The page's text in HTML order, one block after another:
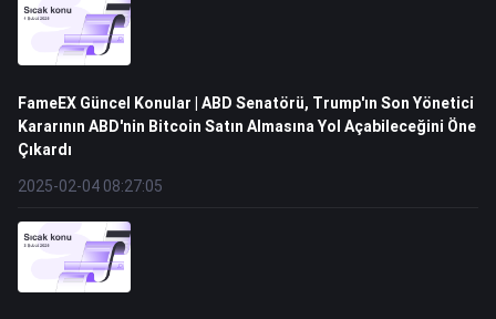
FameEX Güncel Konular | ABD Senatörü, Trump'ın Son Yönetici
Kararının ABD'nin Bitcoin Satın Almasına Yol Açabileceğini Öne
Çıkardı
2025-02-04 08:27:05